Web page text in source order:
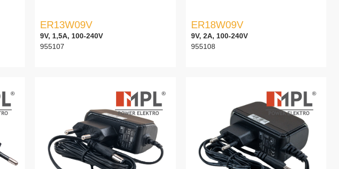
ER13W09V
9V, 1,5A, 100-240V
955107
ER18W09V
9V, 2A, 100-240V
955108